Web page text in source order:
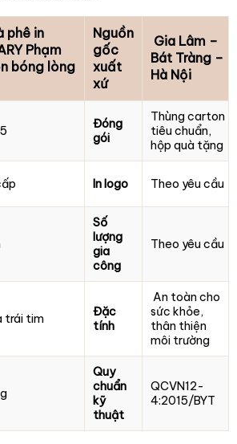
phê in
Phạm
bóng lòng
Nguồn
gốc
xuất
xứ
Gia Lâm –
Bát Tràng –
Hà Nội
Đóng
gói
Thùng carton
tiêu chuẩn,
hộp quà tặng
In logo Theo yêu cầu
Số
lượng
gia
công
Theo yêu cầu
trái tim
Đặc
tính
An toàn cho
sức khỏe,
thân thiện
môi trường
Quy
chuẩn
kỹ
thuật
QCVN12-
4:2015/BYT